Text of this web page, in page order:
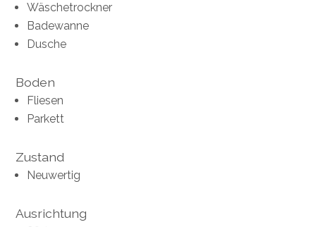
Wäschetrockner
Badewanne
Dusche
Boden
Fliesen
Parkett
Zustand
Neuwertig
Ausrichtung